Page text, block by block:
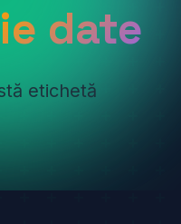
date
etichetă